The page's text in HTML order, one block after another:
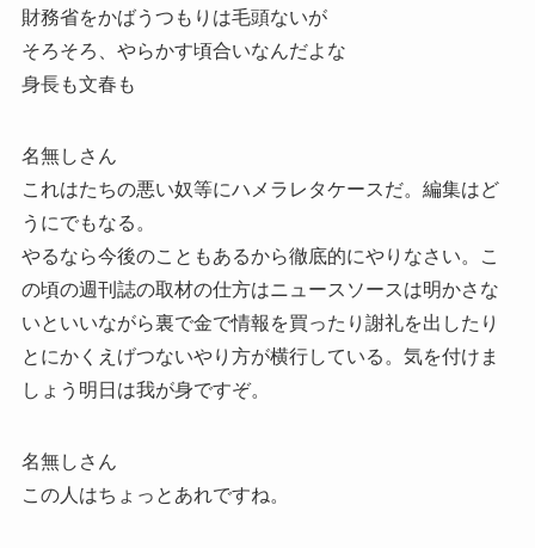
財務省をかばうつもりは毛頭ないが
そろそろ、やらかす頃合いなんだよな
身長も文春も
名無しさん
これはたちの悪い奴等にハメラレタケースだ。編集はど
うにでもなる。
やるなら今後のこともあるから徹底的にやりなさい。こ
の頃の週刊誌の取材の仕方はニュースソースは明かさな
いといいながら裏で金で情報を買ったり謝礼を出したり
とにかくえげつないやり方が横行している。気を付けま
しょう明日は我が身ですぞ。
名無しさん
この人はちょっとあれですね。